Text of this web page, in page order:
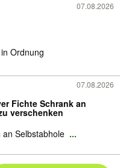
07.08.2026
Ordnung
07.08.2026
Fichte Schrank an
verschenken
Selbstabhole ...